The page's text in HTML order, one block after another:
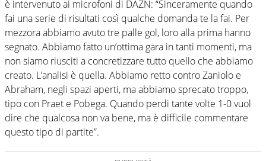
è intervenuto ai microfoni di DAZN: “Sinceramente quando
fai una serie di risultati così qualche domanda te la fai. Per
mezzora abbiamo avuto tre palle gol, loro alla prima hanno
segnato. Abbiamo fatto un’ottima gara in tanti momenti, ma
non siamo riusciti a concretizzare tutto quello che abbiamo
creato. L’analisi è quella. Abbiamo retto contro Zaniolo e
Abraham, negli spazi aperti, ma abbiamo sprecato troppo,
tipo con Praet e Pobega. Quando perdi tante volte 1-0 vuol
dire che qualcosa non va bene, ma è difficile commentare
questo tipo di partite”.